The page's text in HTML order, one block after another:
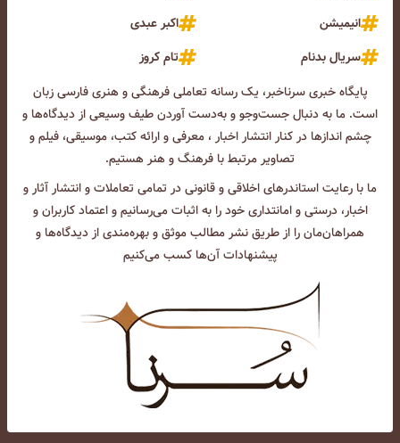
انیمیشن
اکبر عبدی
سریال بدنام
تام کروز
پایگاه خبری سرناخبر، یک رسانه تعاملی فرهنگی و هنری فارسی زبان
است. ما به دنبال جست‌و‌جو و به‌دست آوردن طیف وسیعی از دیدگاه‌ها و
چشم انداز‌ها در کنار انتشار اخبار ، معرفی و ارائه کتب، موسیقی، فیلم و
تصاویر مرتبط با فرهنگ و هنر هستیم.
ما با رعایت استاندرهای اخلاقی و قانونی در تمامی تعاملات و انتشار آثار و
اخبار، درستی و امانتداری خود را به اثبات می‌رسانیم و اعتماد کاربران و
همراهان‌مان را از طریق نشر مطالب موثق و بهره‌مندی از دیدگاه‌ها و
پیشنهادات آن‌ها کسب می‌کنیم